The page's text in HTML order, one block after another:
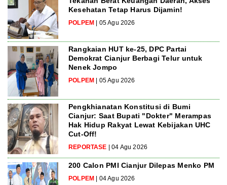
Kesehatan Tetap Harus Dijamin!
POLPEM | 05 Agu 2026
Rangkaian HUT ke-25, DPC Partai
Demokrat Cianjur Berbagi Telur untuk
Nenek Jompo
POLPEM | 05 Agu 2026
Pengkhianatan Konstitusi di Bumi
Cianjur: Saat Bupati "Dokter" Merampas
Hak Hidup Rakyat Lewat Kebijakan UHC
Cut-Off!
REPORTASE | 04 Agu 2026
200 Calon PMI Cianjur Dilepas Menko PM
POLPEM | 04 Agu 2026